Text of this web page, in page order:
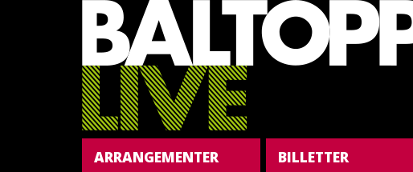
ARRANGEMENTER BILLETTER